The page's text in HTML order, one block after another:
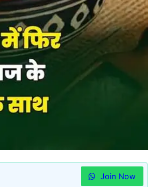
Join Now